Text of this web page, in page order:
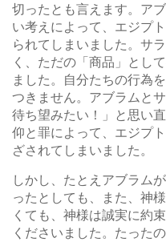
切ったとも言えます。ア
い考えによって、エジプ
られてしまいました。サ
く、ただの「商品」とし
ました。自分たちの行為
つきません。アブラムと
待ち望みたい！」と思い
仰と罪によって、エジプ
ざされてしまいました。
しかし、たとえアブラム
ったとしても、また、神
くても、神様は誠実に約
くださいました。たった